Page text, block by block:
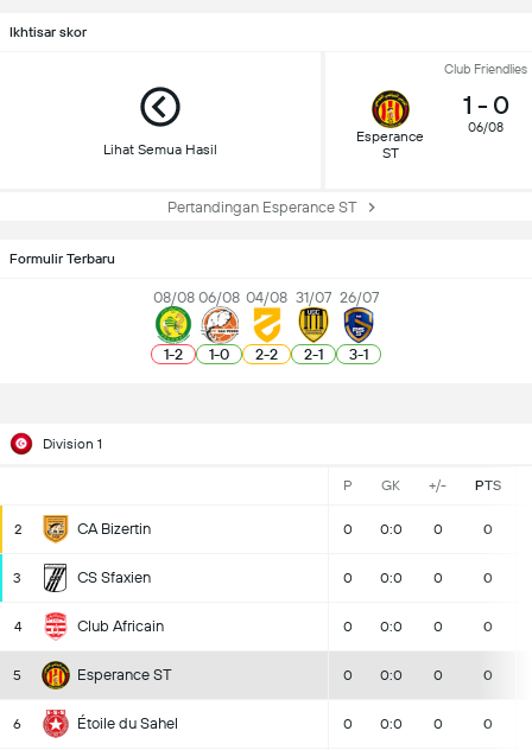
Ikhtisar skor
Lihat Semua Hasil
Club Friendlies
Esperance
ST
1 - 0
06/08
Pertandingan Esperance ST
Formulir Terbaru
08/08
1-2
06/08
1-0
04/08
2-2
31/07
2-1
26/07
3-1
Division 1
P GK +/- PTS
2 CA Bizertin 0 0:0 0 0
3 CS Sfaxien 0 0:0 0 0
4 Club Africain 0 0:0 0 0
5 Esperance ST 0 0:0 0 0
6 Étoile du Sahel 0 0:0 0 0